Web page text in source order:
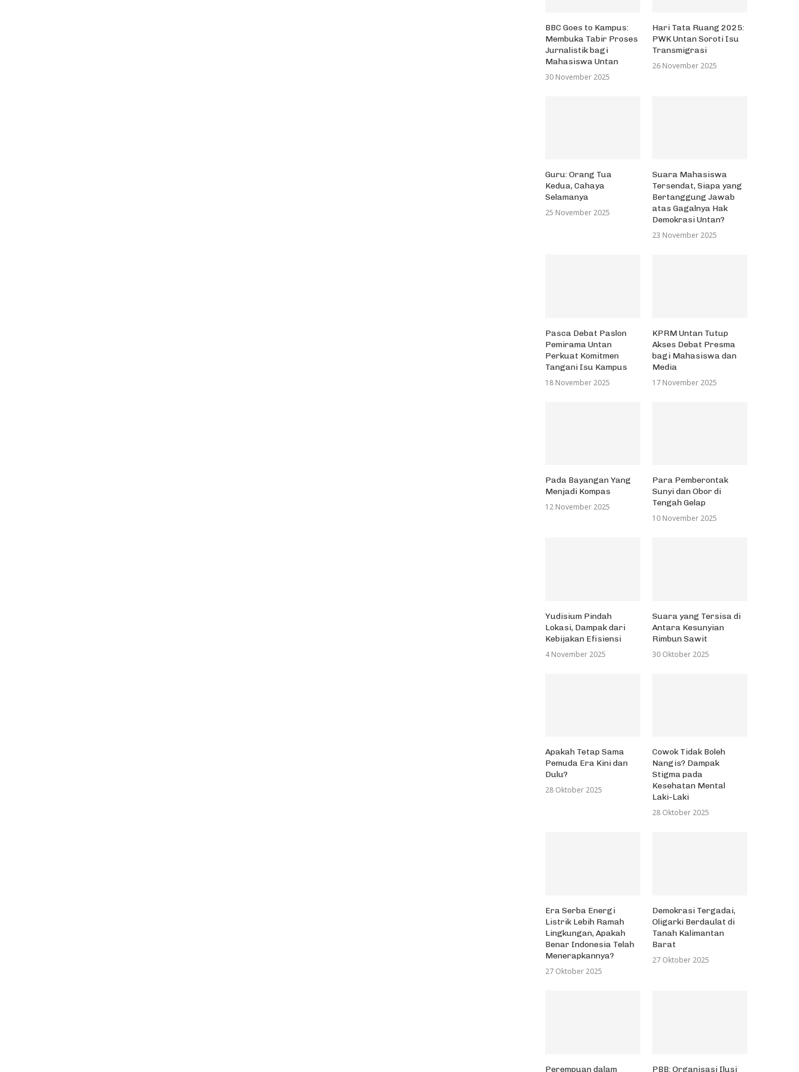
BBC Goes to Kampus:
Membuka Tabir Proses
Jurnalistik bagi
Mahasiswa Untan
30 November 2025
Hari Tata Ruang 2025:
PWK Untan Soroti Isu
Transmigrasi
26 November 2025
Guru: Orang Tua
Kedua, Cahaya
Selamanya
25 November 2025
Suara Mahasiswa
Tersendat, Siapa yang
Bertanggung Jawab
atas Gagalnya Hak
Demokrasi Untan?
23 November 2025
Pasca Debat Paslon
Pemirama Untan
Perkuat Komitmen
Tangani Isu Kampus
18 November 2025
KPRM Untan Tutup
Akses Debat Presma
bagi Mahasiswa dan
Media
17 November 2025
Pada Bayangan Yang
Menjadi Kompas
12 November 2025
Para Pemberontak
Sunyi dan Obor di
Tengah Gelap
10 November 2025
Yudisium Pindah
Lokasi, Dampak dari
Kebijakan Efisiensi
4 November 2025
Suara yang Tersisa di
Antara Kesunyian
Rimbun Sawit
30 Oktober 2025
Apakah Tetap Sama
Pemuda Era Kini dan
Dulu?
28 Oktober 2025
Cowok Tidak Boleh
Nangis? Dampak
Stigma pada
Kesehatan Mental
Laki-Laki
28 Oktober 2025
Era Serba Energi
Listrik Lebih Ramah
Lingkungan, Apakah
Benar Indonesia Telah
Menerapkannya?
27 Oktober 2025
Demokrasi Tergadai,
Oligarki Berdaulat di
Tanah Kalimantan
Barat
27 Oktober 2025
Perempuan dalam PBB: Organisasi Ilusi